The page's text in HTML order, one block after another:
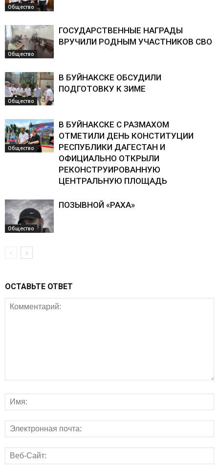
Общество
Общество
ГОСУДАРСТВЕННЫЕ НАГРАДЫ
ВРУЧИЛИ РОДНЫМ УЧАСТНИКОВ СВО
Общество
В БУЙНАКСКЕ ОБСУДИЛИ
ПОДГОТОВКУ К ЗИМЕ
Общество
В БУЙНАКСКЕ С РАЗМАХОМ
ОТМЕТИЛИ ДЕНЬ КОНСТИТУЦИИ
РЕСПУБЛИКИ ДАГЕСТАН И
ОФИЦИАЛЬНО ОТКРЫЛИ
РЕКОНСТРУИРОВАННУЮ
ЦЕНТРАЛЬНУЮ ПЛОЩАДЬ
Общество
ПОЗЫВНОЙ «РАХА»
ОСТАВЬТЕ ОТВЕТ